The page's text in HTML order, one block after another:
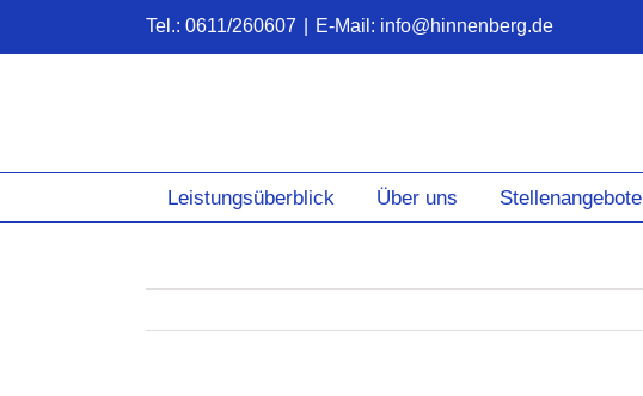
Tel.: 0611/260607 E-Mail: info@hinnenberg.de
Leistungsüberblick Über uns Stellenangebote